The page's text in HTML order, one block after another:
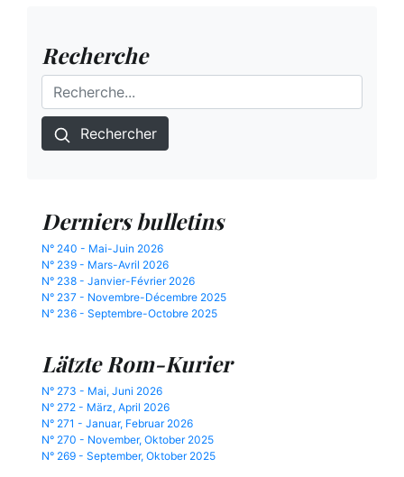
Recherche
Rechercher
Derniers bulletins
N° 240 - Mai-Juin 2026
N° 239 - Mars-Avril 2026
N° 238 - Janvier-Février 2026
N° 237 - Novembre-Décembre 2025
N° 236 - Septembre-Octobre 2025
Lätzte Rom-Kurier
N° 273 - Mai, Juni 2026
N° 272 - März, April 2026
N° 271 - Januar, Februar 2026
N° 270 - November, Oktober 2025
N° 269 - September, Oktober 2025